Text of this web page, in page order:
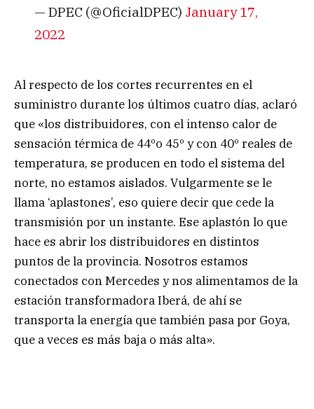
— DPEC (@OficialDPEC) January 17,
2022
Al respecto de los cortes recurrentes en el
suministro durante los últimos cuatro días, aclaró
que «los distribuidores, con el intenso calor de
sensación térmica de 44ºo 45º y con 40º reales de
temperatura, se producen en todo el sistema del
norte, no estamos aislados. Vulgarmente se le
llama ‘aplastones’, eso quiere decir que cede la
transmisión por un instante. Ese aplastón lo que
hace es abrir los distribuidores en distintos
puntos de la provincia. Nosotros estamos
conectados con Mercedes y nos alimentamos de la
estación transformadora Iberá, de ahí se
transporta la energía que también pasa por Goya,
que a veces es más baja o más alta».